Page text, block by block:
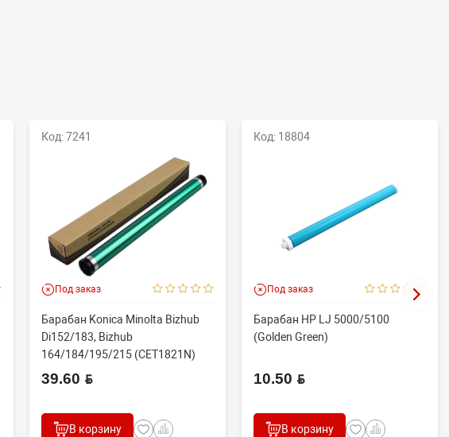
Код: 7241
Под заказ
Барабан Konica Minolta Bizhub
Di152/183, Bizhub
164/184/195/215 (CET1821N)
60000 стр.
39.60 BYN
В корзину
Код: 18804
Под заказ
Барабан HP LJ 5000/5100
(Golden Green)
10.50 BYN
В корзину